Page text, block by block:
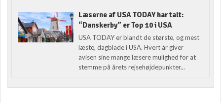
Læserne af USA TODAY har talt:
“Danskerby” er Top 10 i USA
USA TODAY er blandt de største, og mest
læste, dagblade i USA. Hvert år giver
avisen sine mange læsere mulighed for at
stemme på årets rejsehøjdepunkter...